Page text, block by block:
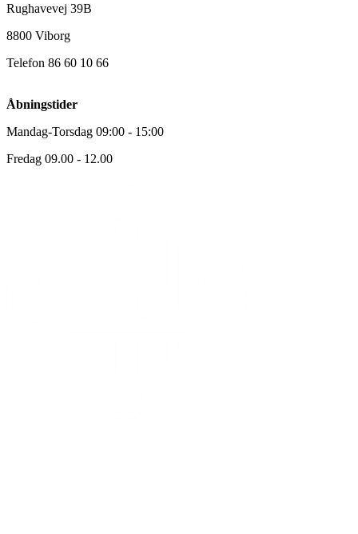
Rughavevej 39B
8800 Viborg
Telefon 86 60 10 66
Åbningstider
Mandag-Torsdag 09:00 - 15:00
Fredag 09.00 - 12.00